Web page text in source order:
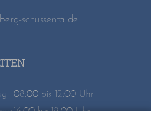
schussental.de
08:00 bis 12:00 Uhr
16:00 bis 18:00 Uhr